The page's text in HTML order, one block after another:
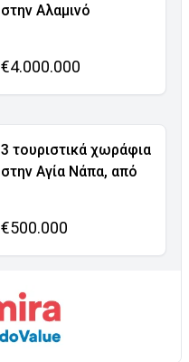
στην Αλαμινό
€4.000.000
3 τουριστικά χωράφια
στην Αγία Νάπα, από
€500.000